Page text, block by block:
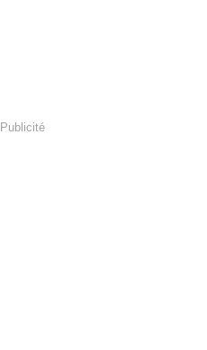
Publicité